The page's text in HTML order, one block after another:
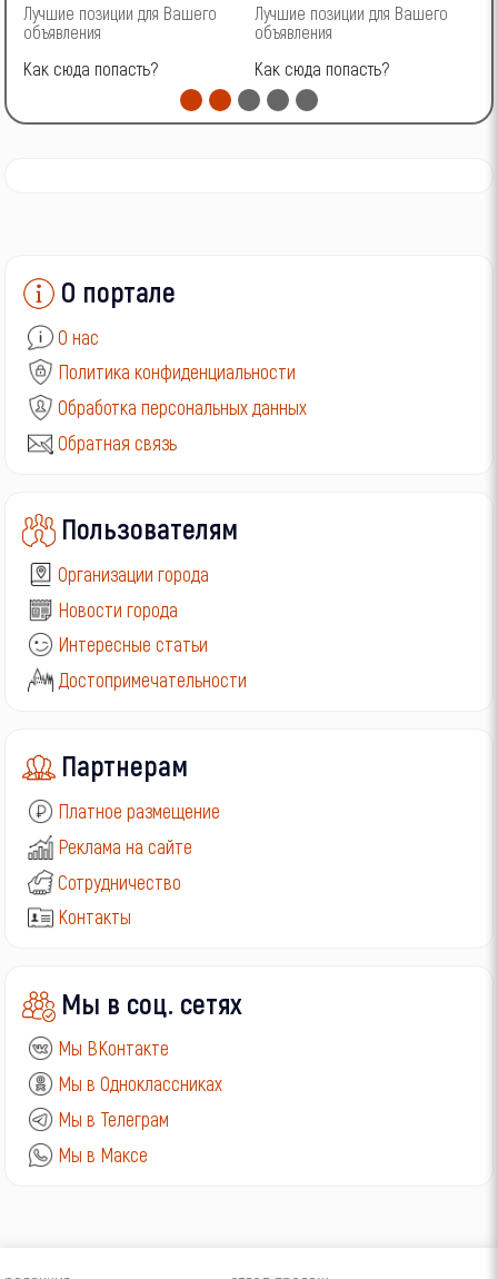
Лучшие позиции для Вашего
объявления
Как сюда попасть?
Лучшие позиции для Вашего
объявления
Как сюда попасть?
О портале
О нас
Политика конфиденциальности
Обработка персональных данных
Обратная связь
Пользователям
Организации города
Новости города
Интересные статьи
Достопримечательности
Партнерам
Платное размещение
Реклама на сайте
Сотрудничество
Контакты
Мы в соц. сетях
Мы ВКонтакте
Мы в Одноклассниках
Мы в Телеграм
Мы в Максе